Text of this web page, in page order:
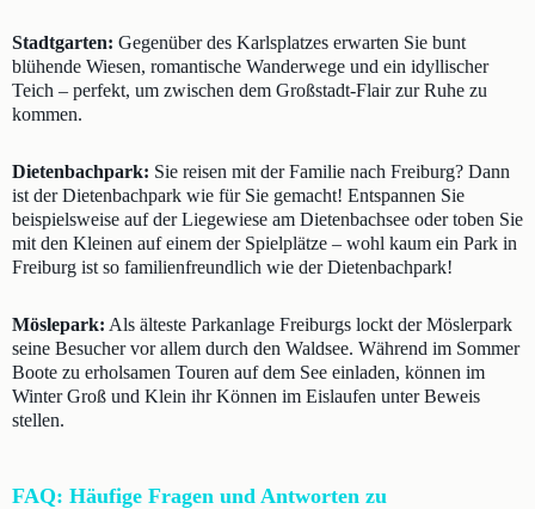
Stadtgarten: Gegenüber des Karlsplatzes erwarten Sie bunt
blühende Wiesen, romantische Wanderwege und ein idyllischer
Teich – perfekt, um zwischen dem Großstadt-Flair zur Ruhe zu
kommen.
Dietenbachpark: Sie reisen mit der Familie nach Freiburg? Dann
ist der Dietenbachpark wie für Sie gemacht! Entspannen Sie
beispielsweise auf der Liegewiese am Dietenbachsee oder toben Sie
mit den Kleinen auf einem der Spielplätze – wohl kaum ein Park in
Freiburg ist so familienfreundlich wie der Dietenbachpark!
Möslepark: Als älteste Parkanlage Freiburgs lockt der Möslerpark
seine Besucher vor allem durch den Waldsee. Während im Sommer
Boote zu erholsamen Touren auf dem See einladen, können im
Winter Groß und Klein ihr Können im Eislaufen unter Beweis
stellen.
FAQ: Häufige Fragen und Antworten zu